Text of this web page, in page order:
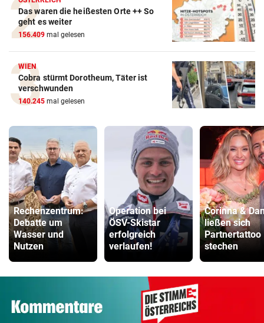
Das waren die heißesten Orte ++ So
geht es weiter
156.409 mal gelesen
WIEN
Cobra stürmt Dorotheum, Täter ist
verschwunden
140.245 mal gelesen
Rechenzentrum:
Debatte um
Wasser und
Nutzen
Operation bei
ÖSV-Skistar
erfolgreich
verlaufen!
Corinna &
ließen sich
Partnertattoo
stechen